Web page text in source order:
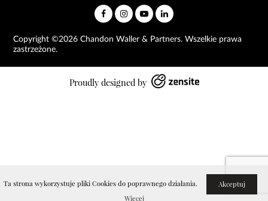
Ta strona wykorzystuje pliki Cookies do poprawnego działania.
Akceptuj
Więcej
Copyright ©2026 Chandon Waller & Partners. Wszelkie prawa
zastrzeżone.
Proudly designed by